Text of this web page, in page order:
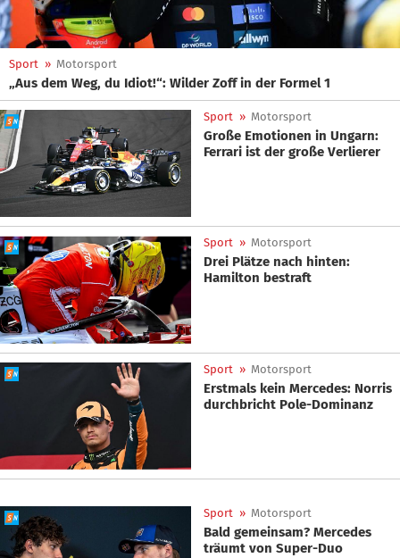
Sport » Motorsport
„Aus dem Weg, du Idiot!“: Wilder Zoff in der Formel 1
Sport » Motorsport
Große Emotionen in Ungarn:
Ferrari ist der große Verlierer
Sport » Motorsport
Drei Plätze nach hinten:
Hamilton bestraft
Sport » Motorsport
Erstmals kein Mercedes: Norris
durchbricht Pole-Dominanz
Sport » Motorsport
Bald gemeinsam? Mercedes
träumt von Super-Duo